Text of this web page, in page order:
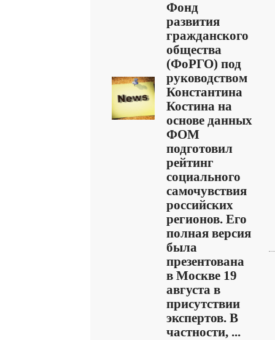
Фонд
развития
гражданского
общества
(ФоРГО) под
руководством
Константина
Костина на
основе данных
ФОМ
подготовил
рейтинг
социального
самочувствия
российских
регионов. Его
полная версия
была
презентована
в Москве 19
августа в
присутствии
экспертов. В
частности, ...